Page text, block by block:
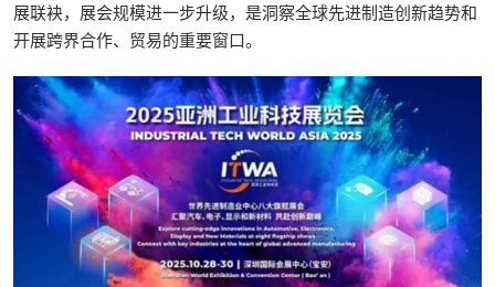
展联袂，展会规模进一步升级，是洞察全球先进制造创新趋势和
开展跨界合作、贸易的重要窗口。